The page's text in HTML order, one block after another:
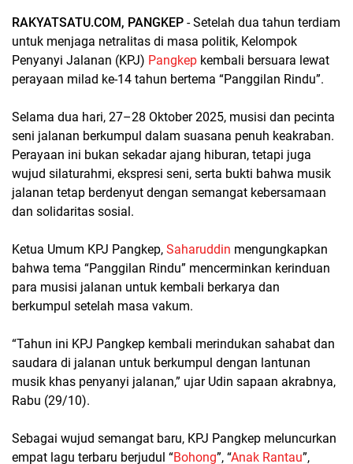
RAKYATSATU.COM, PANGKEP - Setelah dua tahun terdiam
untuk menjaga netralitas di masa politik, Kelompok
Penyanyi Jalanan (KPJ) Pangkep kembali bersuara lewat
perayaan milad ke-14 tahun bertema “Panggilan Rindu”.
Selama dua hari, 27–28 Oktober 2025, musisi dan pecinta
seni jalanan berkumpul dalam suasana penuh keakraban.
Perayaan ini bukan sekadar ajang hiburan, tetapi juga
wujud silaturahmi, ekspresi seni, serta bukti bahwa musik
jalanan tetap berdenyut dengan semangat kebersamaan
dan solidaritas sosial.
Ketua Umum KPJ Pangkep, Saharuddin mengungkapkan
bahwa tema “Panggilan Rindu” mencerminkan kerinduan
para musisi jalanan untuk kembali berkarya dan
berkumpul setelah masa vakum.
“Tahun ini KPJ Pangkep kembali merindukan sahabat dan
saudara di jalanan untuk berkumpul dengan lantunan
musik khas penyanyi jalanan,” ujar Udin sapaan akrabnya,
Rabu (29/10).
Sebagai wujud semangat baru, KPJ Pangkep meluncurkan
empat lagu terbaru berjudul “Bohong”, “Anak Rantau”,